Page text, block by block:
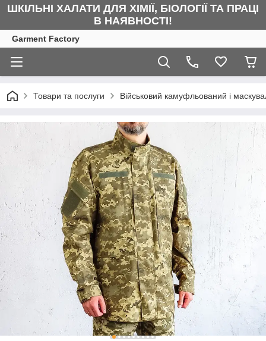
ШКІЛЬНІ ХАЛАТИ ДЛЯ ХІМІЇ, БІОЛОГІЇ ТА ПРАЦІ
В НАЯВНОСТІ!
Garment Factory
Товари та послуги Військовий камуфльований і